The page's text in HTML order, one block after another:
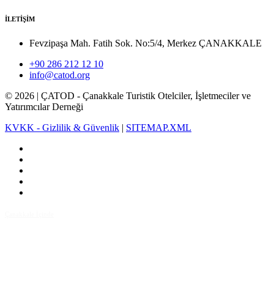
İLETİŞİM
Fevzipaşa Mah. Fatih Sok. No:5/4, Merkez ÇANAKKALE
+90 286 212 12 10
info@catod.org
© 2026 | ÇATOD - Çanakkale Turistik Otelciler, İşletmeciler ve
Yatırımcılar Derneği
KVKK - Gizlilik & Güvenlik | SITEMAP.XML